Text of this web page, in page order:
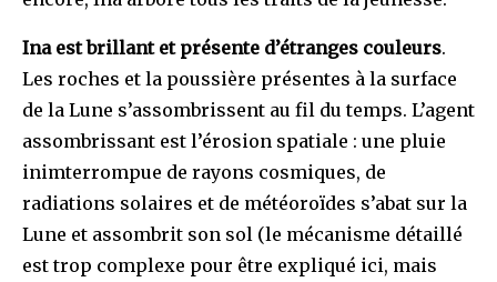
Ina est brillant et présente d’étranges couleurs.
Les roches et la poussière présentes à la surface
de la Lune s’assombrissent au fil du temps. L’agent
assombrissant est l’érosion spatiale : une pluie
inimterrompue de rayons cosmiques, de
radiations solaires et de météoroïdes s’abat sur la
Lune et assombrit son sol (le mécanisme détaillé
est trop complexe pour être expliqué ici, mais